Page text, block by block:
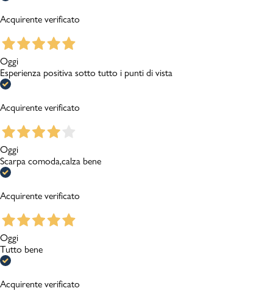
Acquirente verificato
Oggi
Esperienza positiva sotto tutto i punti di vista
Acquirente verificato
Oggi
Scarpa comoda,calza bene
Acquirente verificato
Oggi
Tutto bene
Acquirente verificato